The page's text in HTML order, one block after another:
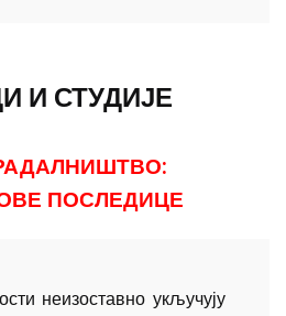
И СТУДИЈЕ
ПОСЛЕДИЦЕ
неизоставно укључују